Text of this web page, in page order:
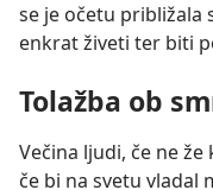
se je očetu približala
enkrat živeti ter biti
Tolažba ob
Večina ljudi, če ne
če bi na svetu vladal